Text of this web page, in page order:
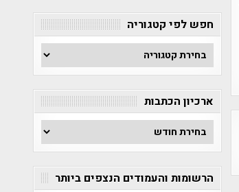
חפש לפי קטגוריה
חפש
לפי
קטגוריה
ארכיון הכתבות
ארכיון
הכתבות
הרשומות והעמודים הנצפים ביותר